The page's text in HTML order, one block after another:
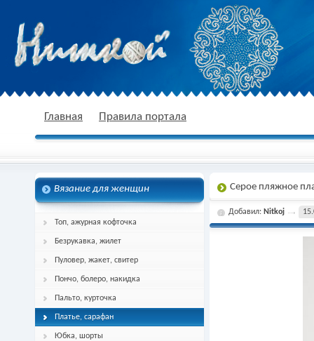
спицами, схема и описание
Главная Правила портала
Вязание для женщин
Топ, ажурная кофточка
Безрукавка, жилет
Пуловер, жакет, свитер
Пончо, болеро, накидка
Пальто, курточка
Платье, сарафан
Юбка, шорты
Серое пляжное
Добавил: Nitkoj